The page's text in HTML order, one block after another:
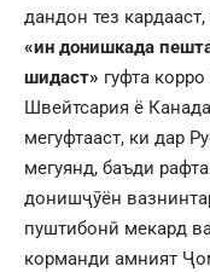
дандон тез
«ин донишкада
шидаст» гуфта
Швейтсария ё
мегуфтааст, ки дар
мегуянд, баъди
донишҷӯён
пуштибонӣ мекард
корманди амният